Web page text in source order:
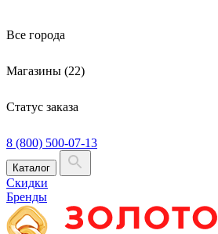
Все города
Магазины (22)
Статус заказа
8 (800) 500-07-13
Каталог
Скидки
Бренды